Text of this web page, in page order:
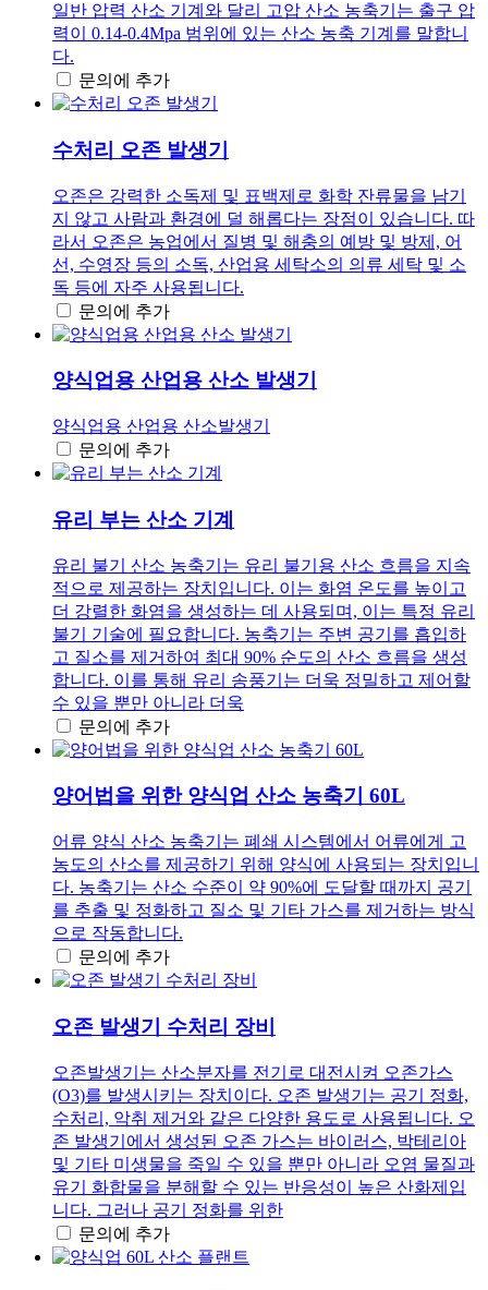
일반 압력 산소 기계와 달리 고압 산소 농축기는 출구 압
력이 0.14-0.4Mpa 범위에 있는 산소 농축 기계를 말합니
다.
문의에 추가
수처리 오존 발생기
오존은 강력한 소독제 및 표백제로 화학 잔류물을 남기
지 않고 사람과 환경에 덜 해롭다는 장점이 있습니다. 따
라서 오존은 농업에서 질병 및 해충의 예방 및 방제, 어
선, 수영장 등의 소독, 산업용 세탁소의 의류 세탁 및 소
독 등에 자주 사용됩니다.
문의에 추가
양식업용 산업용 산소 발생기
양식업용 산업용 산소발생기
문의에 추가
유리 부는 산소 기계
유리 불기 산소 농축기는 유리 불기용 산소 흐름을 지속
적으로 제공하는 장치입니다. 이는 화염 온도를 높이고
더 강렬한 화염을 생성하는 데 사용되며, 이는 특정 유리
불기 기술에 필요합니다. 농축기는 주변 공기를 흡입하
고 질소를 제거하여 최대 90% 순도의 산소 흐름을 생성
합니다. 이를 통해 유리 송풍기는 더욱 정밀하고 제어할
수 있을 뿐만 아니라 더욱
문의에 추가
양어법을 위한 양식업 산소 농축기 60L
어류 양식 산소 농축기는 폐쇄 시스템에서 어류에게 고
농도의 산소를 제공하기 위해 양식에 사용되는 장치입니
다. 농축기는 산소 수준이 약 90%에 도달할 때까지 공기
를 추출 및 정화하고 질소 및 기타 가스를 제거하는 방식
으로 작동합니다.
문의에 추가
오존 발생기 수처리 장비
오존발생기는 산소분자를 전기로 대전시켜 오존가스
(O3)를 발생시키는 장치이다. 오존 발생기는 공기 정화,
수처리, 악취 제거와 같은 다양한 용도로 사용됩니다. 오
존 발생기에서 생성된 오존 가스는 바이러스, 박테리아
및 기타 미생물을 죽일 수 있을 뿐만 아니라 오염 물질과
유기 화합물을 분해할 수 있는 반응성이 높은 산화제입
니다. 그러나 공기 정화를 위한
문의에 추가